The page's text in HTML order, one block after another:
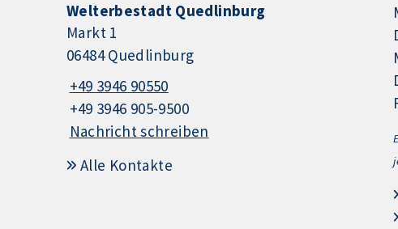
Welterbestadt Quedlinburg
Markt 1
06484 Quedlinburg
+49 3946 90550
+49 3946 905-9500
Nachricht schreiben
Alle Kontakte